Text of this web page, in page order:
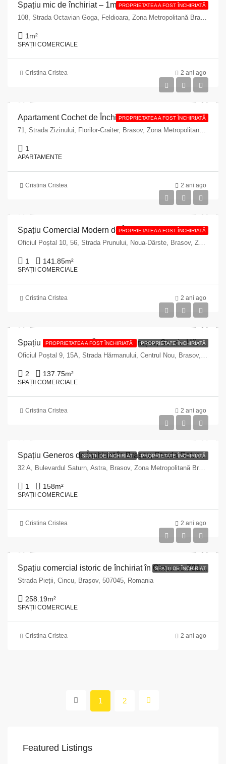
PROPRIETATEA A FOST ÎNCHIRIATĂ
Spațiu mic de închiriat – 1mp, Strada Octavian Goga nr. 108, Feldioara, Brașov
108, Strada Octavian Goga, Feldioara, Zona Metropolitană Brașov, Brașov, 527100, Romania
1 m²
SPAȚII COMERCIALE
Cristina Cristea 2 ani ago
PROPRIETATEA A FOST ÎNCHIRIATĂApartament Cochet de Închiriat în Brașov, Strada Zizinului nr. 71
71, Strada Zizinului, Florilor-Craiter, Brasov, Zona Metropolitană Brașov, Brașov, 500620, Romania
1
APARTAMENTE
Cristina Cristea 2 ani ago
PROPRIETATEA A FOST ÎNCHIRIATĂ
Spațiu Comercial Modern de Închiriat în Brașov, Strada Prunului nr. 56
Oficiul Poștal 10, 56, Strada Prunului, Noua-Dârste, Brasov, Zona Metropolitană Brașov, Brașov, 500536, Romania
1 141.85m²
SPAȚII COMERCIALE
Cristina Cristea 2 ani ago
PROPRIETATEA A FOST ÎNCHIRIATĂ PROPRIETATE ÎNCHIRIATĂ
Spațiu Comercial de Închiriat în Brașov, Strada Hărmanului nr. 15 A
Oficiul Poștal 9, 15A, Strada Hărmanului, Centrul Nou, Brasov, Zona Metropolitană Brașov, Brașov, 500580, Romania
2 137.75m²
SPAȚII COMERCIALE
Cristina Cristea 2 ani ago
SPAȚII DE ÎNCHIRIAT PROPRIETATE ÎNCHIRIATĂ
Spațiu Generos de Închiriat în Brașov, Strada Saturn nr. 32 A
32 A, Bulevardul Saturn, Astra, Brasov, Zona Metropolitană Brașov, Brașov, 500342, Romania
1 158m²
SPAȚII COMERCIALE
Cristina Cristea 2 ani ago
SPAȚII DE ÎNCHIRIAT
Spațiu comercial istoric de închiriat în Cincu cu 721 mp de teren, Strada Pieții nr. 255
Strada Pieții, Cincu, Brașov, 507045, Romania
258.19m²
SPAȚII COMERCIALE
Cristina Cristea 2 ani ago
1 2
Featured Listings